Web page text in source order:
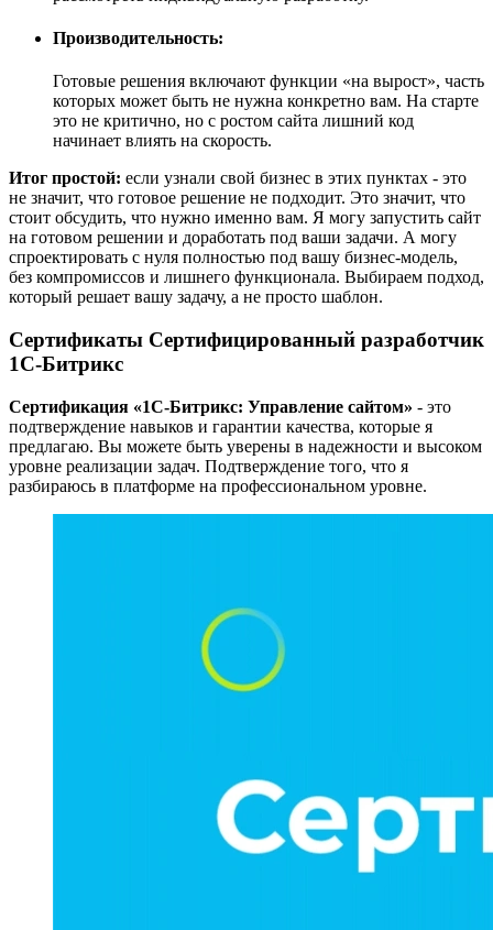
Производительность:
Готовые решения включают функции «на вырост», часть
которых может быть не нужна конкретно вам. На старте
это не критично, но с ростом сайта лишний код
начинает влиять на скорость.
Итог простой: если узнали свой бизнес в этих пунктах - это
не значит, что готовое решение не подходит. Это значит, что
стоит обсудить, что нужно именно вам. Я могу запустить сайт
на готовом решении и доработать под ваши задачи. А могу
спроектировать с нуля полностью под вашу бизнес-модель,
без компромиссов и лишнего функционала. Выбираем подход,
который решает вашу задачу, а не просто шаблон.
Сертификаты Сертифицированный разработчик
1С-Битрикс
Сертификация 1С-Битрикс: Управление сайтом
- это
подтверждение навыков и гарантии качества, которые я
предлагаю. Вы можете быть уверены в надежности и высоком
уровне реализации задач. Подтверждение того, что я
разбираюсь в платформе на профессиональном уровне.